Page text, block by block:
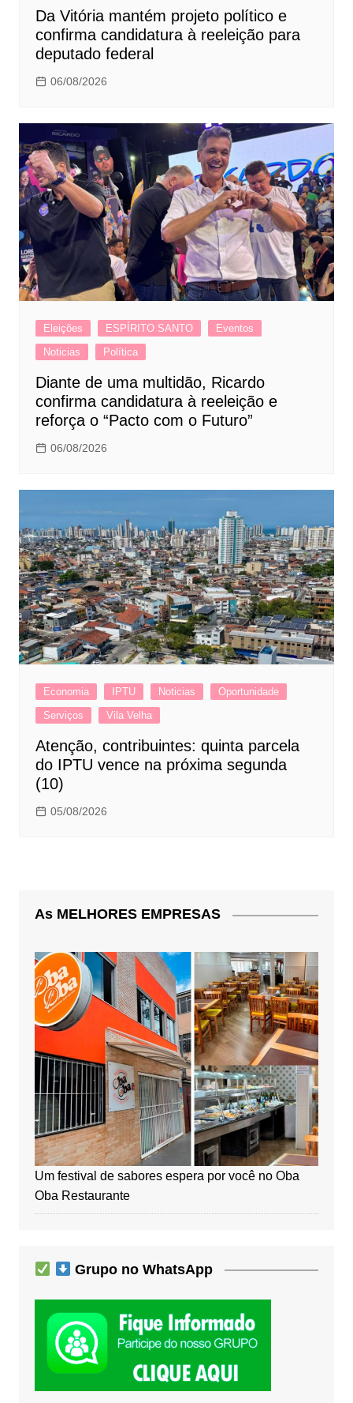
Da Vitória mantém projeto político e
confirma candidatura à reeleição para
deputado federal
06/08/2026
Eleições ESPÍRITO SANTO
Eventos
Noticias
Política
Diante de uma multidão, Ricardo
confirma candidatura à reeleição e
reforça o “Pacto com o Futuro”
06/08/2026
Economia IPTU Noticias
Oportunidade
Serviços
Vila Velha
Atenção, contribuintes: quinta parcela
do IPTU vence na próxima segunda
(10)
05/08/2026
As MELHORES EMPRESAS
Um festival de sabores espera por você no Oba
Oba Restaurante
Grupo no WhatsApp